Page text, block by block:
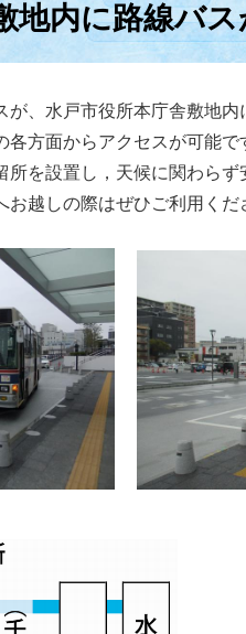
地内に路線バ
、水戸市役所本庁舎敷地内
方面からアクセスが可能で
を設置し，天候に関わら
越しの際はぜひご利用くだ